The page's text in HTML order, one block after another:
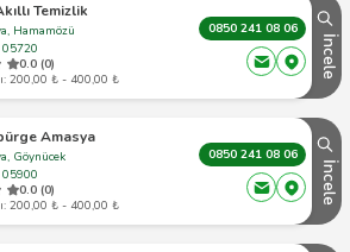
Temizlik
Hamamözü
05720
0.0 (0)
200,00 ₺ - 400,00 ₺
0850 241 08 06
İncele
Amasya
Göynücek
05900
0.0 (0)
200,00 ₺ - 400,00 ₺
0850 241 08 06
İncele